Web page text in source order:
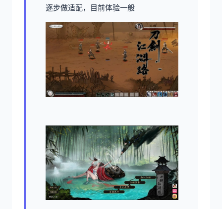
逐步做适配，目前体验一般